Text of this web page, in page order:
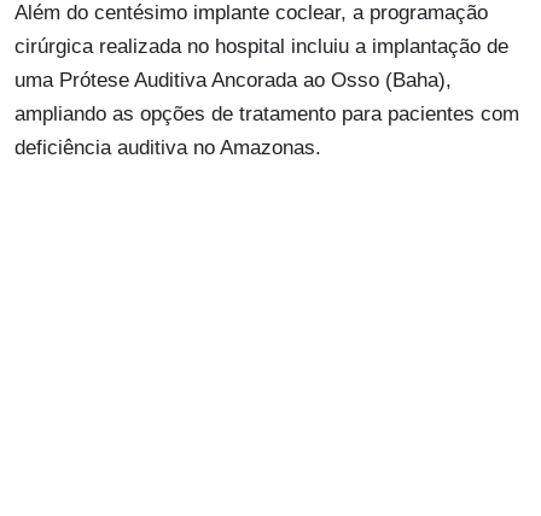
Além do centésimo implante coclear, a programação
cirúrgica realizada no hospital incluiu a implantação de
uma Prótese Auditiva Ancorada ao Osso (Baha),
ampliando as opções de tratamento para pacientes com
deficiência auditiva no Amazonas.